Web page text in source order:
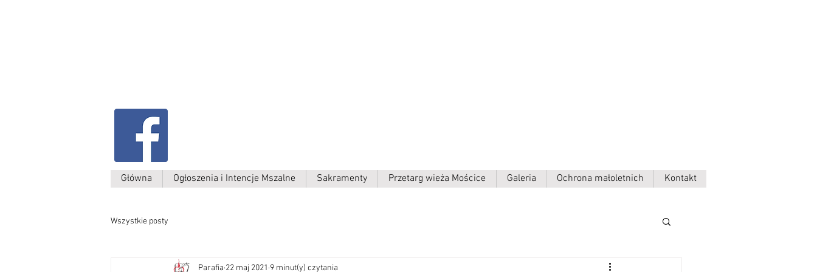
Główna Ogłoszenia i Intencje Mszalne Sakramenty Przetarg wieża Mościce Galeria Ochrona małoletnich Kontakt
Wszystkie posty
Parafia 22 maj 2021 9 minut(y) czytania